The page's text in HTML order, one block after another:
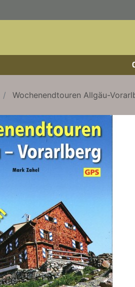
BÜCHER/
OUTDOOR-
Wochenendtouren Allgäu-